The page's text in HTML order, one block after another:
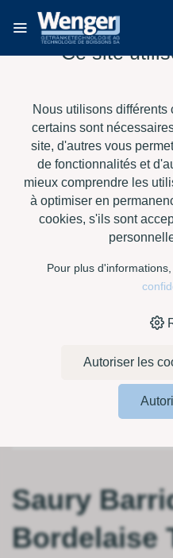
HOME › E-SHOP › VIN ›
BORDELAISE TT CL 300 LT ›
Saury
Bordelaise
Ce site
Nous utilisons différents
certains sont
site, d'autres vous
de fonctionnalités et
mieux comprendre les
à optimiser en
cookies, s'ils sont
Pour plus
Autoriser les